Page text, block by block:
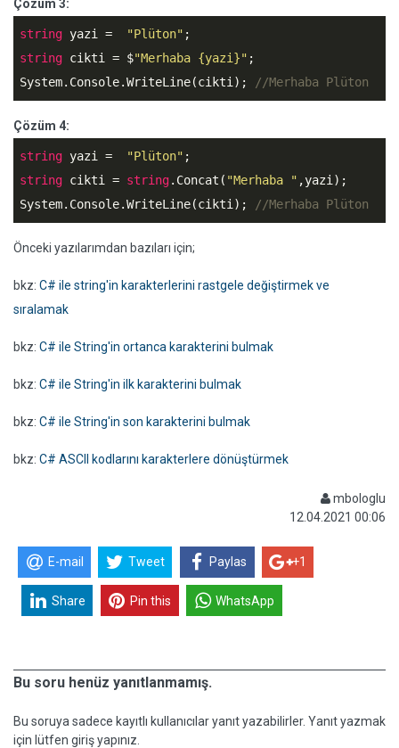
Çözüm 3:
string yazi = "Plüton"
string cikti = $"Merhaba {yazi}" ;
System.Console.WriteLine(cikti);
//Merhaba Plüton
Çözüm 4:
string yazi = "Plüton"
string cikti = string.Concat( "Merhaba " ,yazi);
System.Console.WriteLine(cikti);
//Merhaba Plüton
Önceki yazılarımdan bazıları için;
bkz: C# ile string'in karakterlerini rastgele değiştirmek ve
sıralamak
bkz: C# ile String'in ortanca karakterini bulmak
bkz: C# ile String'in ilk karakterini bulmak
bkz: C# ile String'in son karakterini bulmak
bkz: C# ASCII kodlarını karakterlere dönüştürmek
mbologlu
12.04.2021 00:06
E-mail Tweet Paylas +1
Share Pin this WhatsApp
Bu soru henüz yanıtlanmamış.
Bu soruya sadece kayıtlı kullanıcılar yanıt yazabilirler. Yanıt yazmak
için lütfen giriş yapınız.